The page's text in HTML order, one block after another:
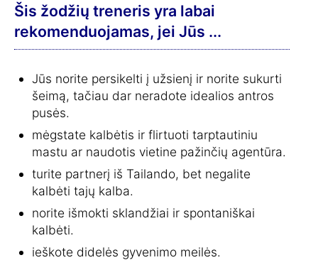
Šis žodžių treneris yra labai
rekomenduojamas, jei Jūs ...
Jūs norite persikelti į užsienį ir norite sukurti
šeimą, tačiau dar neradote idealios antros
pusės.
mėgstate kalbėtis ir flirtuoti tarptautiniu
mastu ar naudotis vietine pažinčių agentūra.
turite partnerį iš Tailando, bet negalite
kalbėti tajų kalba.
norite išmokti sklandžiai ir spontaniškai
kalbėti.
ieškote didelės gyvenimo meilės.